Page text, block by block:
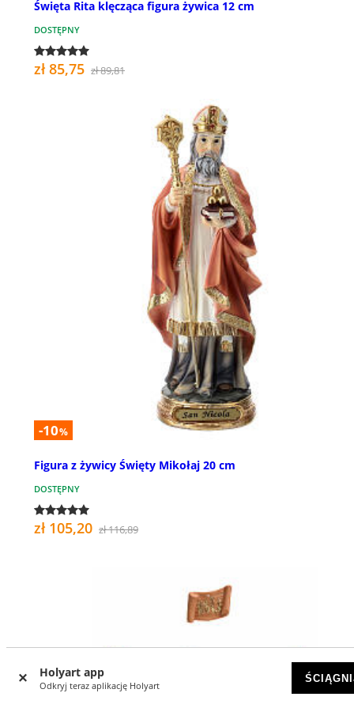
Holyart app
Odkryj teraz aplikację Holyart
Święta Rita klęcząca figura żywica 12 cm
DOSTĘPNY
zł 85,75 zł 89,81
-10%
Figura z żywicy Święty Mikołaj 20 cm
DOSTĘPNY
zł 105,20 zł 116,89